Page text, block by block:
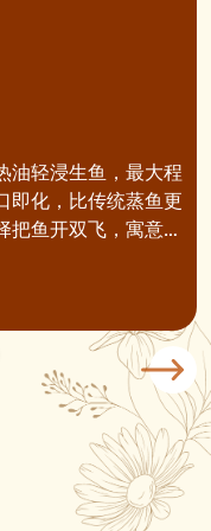
油轻浸生鱼，最大程
即化，比传统蒸鱼更
把鱼开双飞，寓意